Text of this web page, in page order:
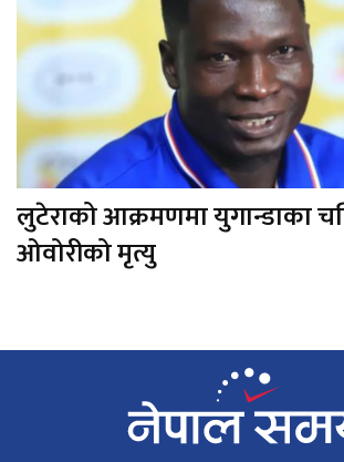
लुटेराको आक्रमणमा युगान्डाका
ओवोरीको मृत्यु